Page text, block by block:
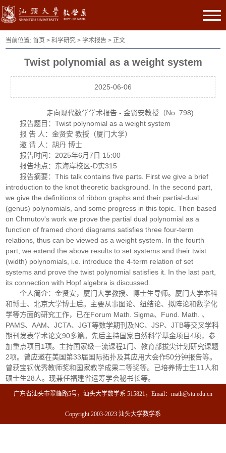
当前位置:首页 >科学研究 >学术报告 > 正文
Twist polynomial as a weight system
2025-06-06
走向现代数学学术报告 - 金贤安教授（No. 798)
报告题目：Twist polynomial as a weight system
报 告 人：金贤安 教授（厦门大学）
邀 请 人：胡丹 博士
报告时间：2025年6月7日 15:00
报告地点：东海岸校区-D实315
报告摘要：This talk contains five parts. First we give a brief
introduction to the knot theoretic background. In the second part,
we give the definitions of ribbon graphs and their partial-dual
(genus) polynomials, and some progress in this topic. Then based
on Chmutov's work we prove the partial dual polynomial as a
function of framed chord diagrams satisfies three four-term
relations, thus can be viewed as a weight system. In the fourth
part, we extend the above results to set systems and their twist
(width) polynomials, i.e. introduce the 4-term relation of set
systems and prove the twist polynomial satisfies it. In the last part,
its connection with Hopf algebra is discussed.
个人简介：金贤安，厦门大学教授、博士生导师。厦门大学本科
和博士、北京大学博士后。主要从事图论、纽结论、拟阵论和数学化
学等方面的研究工作，已在Forum Math. Sigma、Fund. Math. 、
PAMS、AAM、JCTA、JGT等数学期刊及NC、JSP、JTB等交叉学科
期刊发表学术论文90多篇。先后主持国家自然科学基金项目4项，参
加重点项目1项。主持国家级一流课程1门、教育部拔尖计划研究课题
2项。曾应邀在美国第33届国际拓扑及其应用大会作50分钟报告等。
曾获宝钢优秀教师奖和国家教学成果二等奖等。已培养博士生11人和
硕士生28人。现兼任福建省运筹学会秘书长等。
广东省汕头市翠峰路5号，汕头大学数学系 515821，Email：math@stu.edu.cn
Copyright 2003-2023 汕头大学数学系